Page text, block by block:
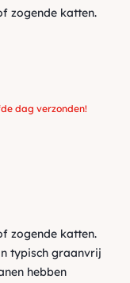
zogende katten.
dag verzonden!
zogende katten.
typisch graanvrij
hebben